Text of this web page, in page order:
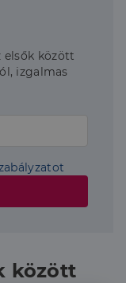
elsők között
izgalmas
között